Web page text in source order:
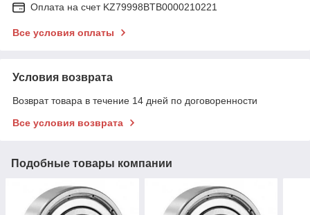
Оплата на счет KZ79998BTB0000210221
Все условия оплаты
Условия возврата
Возврат товара в течение 14 дней по договоренности
Все условия возврата
Подобные товары компании